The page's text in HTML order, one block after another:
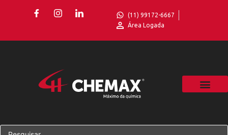
(11) 99172-6667
Área Logada